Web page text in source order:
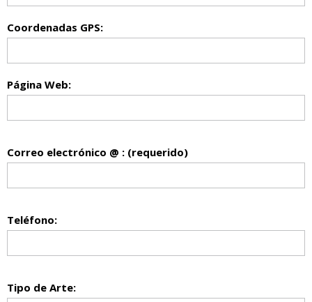
Coordenadas GPS:
Página Web:
Correo electrónico @ : (requerido)
Teléfono:
Tipo de Arte: